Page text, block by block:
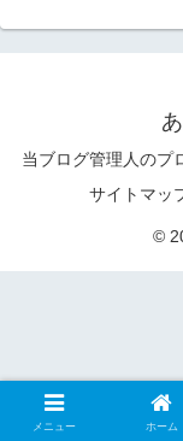
当ブログ管理人のプ
サイトマッ
©
メニュー ホーム